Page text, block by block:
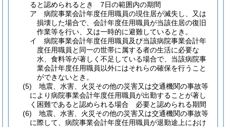
ると認められるとき 7日の範囲内の期間
ア
病院事業会計年度任用職員の現住居が滅失し、又は
損壊した場合で、会計年度任用職員が当該住居の復旧
作業等を行い、又は一時的に避難しているとき。
イ
病院事業会計年度任用職員及び当該病院事業会計年
度任用職員と同一の世帯に属する者の生活に必要な
水、食料等が著しく不足している場合で、当該病院事
業会計年度任用職員以外にはそれらの確保を行うこと
ができないとき。
(5)
地震、水害、火災その他の災害又は交通機関の事故等
により病院事業会計年度任用職員が出勤することが著し
く困難であると認められる場合 必要と認められる期間
(6)
地震、水害、火災その他の災害又は交通機関の事故等
に際して、病院事業会計年度任用職員が退勤途上におけ